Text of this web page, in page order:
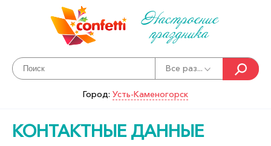
Настроение
праздника
Все раз...
Город: Усть-Каменогорск
КОНТАКТНЫЕ ДАННЫЕ